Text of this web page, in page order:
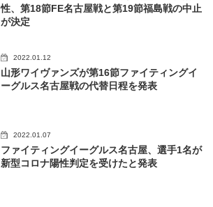
性、第18節FE名古屋戦と第19節福島戦の中止
が決定
2022.01.12
山形ワイヴァンズが第16節ファイティングイ
ーグルス名古屋戦の代替日程を発表
2022.01.07
ファイティングイーグルス名古屋、選手1名が
新型コロナ陽性判定を受けたと発表